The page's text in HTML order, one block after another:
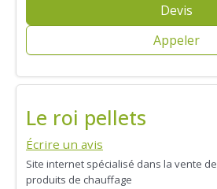
Devis
Appeler
Le roi pellets
Écrire un avis
Site internet spécialisé dans la vente de
produits de chauffage